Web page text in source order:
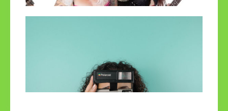
najlepsze
6 marca 2021
Kupowanie Gitary Elektrycznej
10 lipca 2019